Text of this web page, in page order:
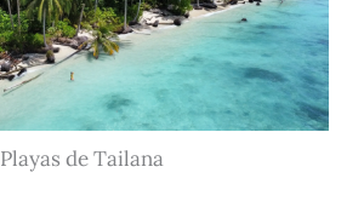
Playas de Tailana